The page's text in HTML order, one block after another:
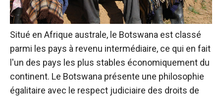
Situé en Afrique australe, le Botswana est classé
parmi les pays à revenu intermédiaire, ce qui en fait
l'un des pays les plus stables économiquement du
continent. Le Botswana présente une philosophie
égalitaire avec le respect judiciaire des droits de